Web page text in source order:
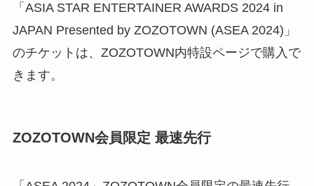
「ASIA STAR ENTERTAINER AWARDS 2024 in
JAPAN Presented by ZOZOTOWN (ASEA 2024)」
のチケットは、ZOZOTOWN内特設ページで購入で
きます。
ZOZOTOWN会員限定 最速先行